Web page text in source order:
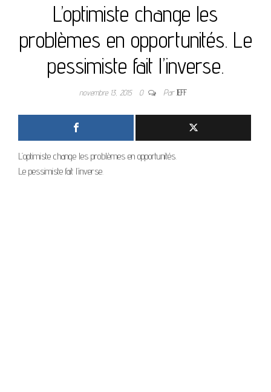
L’optimiste change les
problèmes en opportunités. Le
pessimiste fait l’inverse.
novembre 13, 2015 0 ParJEFF
L’optimiste change les problèmes en opportunités.
Le pessimiste fait l’inverse.